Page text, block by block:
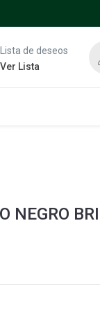
Lista de deseos
Ver Lista
NEGRO